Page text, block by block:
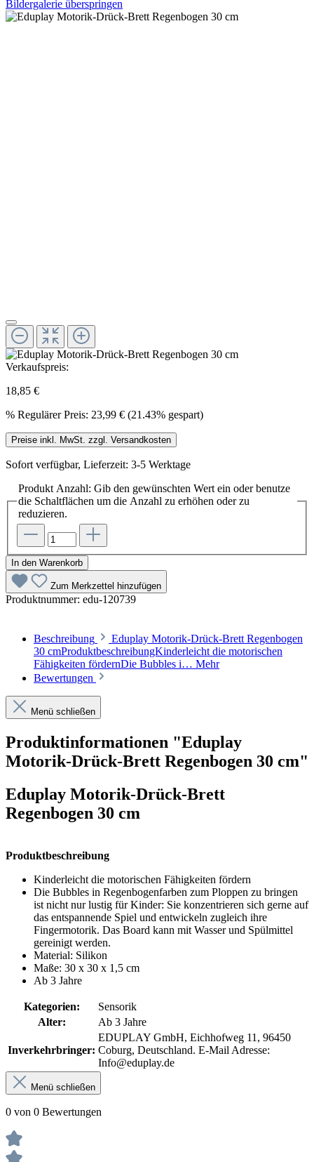
Bildergalerie überspringen
Verkaufspreis:
18,85 €
% Regulärer Preis: 23,99 € (21.43% gespart)
Preise inkl. MwSt. zzgl. Versandkosten
Sofort verfügbar, Lieferzeit: 3-5 Werktage
Produkt Anzahl: Gib den gewünschten Wert ein oder benutze
die Schaltflächen um die Anzahl zu erhöhen oder zu
reduzieren.
In den Warenkorb
Zum Merkzettel hinzufügen
Produktnummer: edu-120739
Beschreibung
Eduplay Motorik-Drück-Brett Regenbogen
30 cmProduktbeschreibungKinderleicht die motorischen
Fähigkeiten fördernDie Bubbles i… Mehr
Bewertungen
Menü schließen
Produktinformationen "Eduplay
Motorik-Drück-Brett Regenbogen 30 cm"
Eduplay Motorik-Drück-Brett
Regenbogen 30 cm
Produktbeschreibung
Kinderleicht die motorischen Fähigkeiten fördern
Die Bubbles in Regenbogenfarben zum Ploppen zu bringen
ist nicht nur lustig für Kinder: Sie konzentrieren sich gerne auf
das entspannende Spiel und entwickeln zugleich ihre
Fingermotorik. Das Board kann mit Wasser und Spülmittel
gereinigt werden.
Material: Silikon
Maße: 30 x 30 x 1,5 cm
Ab 3 Jahre
Kategorien:
Sensorik
Alter:
Ab 3 Jahre
Inverkehrbringer:
EDUPLAY GmbH, Eichhofweg 11, 96450
Coburg, Deutschland. E-Mail Adresse:
Info@eduplay.de
Menü schließen
0 von 0 Bewertungen